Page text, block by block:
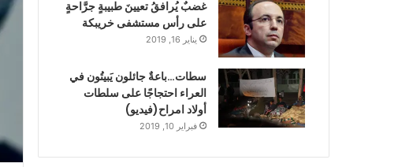
غضبٌ يُرافقُ تعيينَ طبيبةٍ جرَّاحةٍ
على رأس مستشفى خريبكة
يناير 16, 2019
سطات…باعةٌ جائلون يَبيتُون في
العراء احتجاجًا على سلطات
أولاد امراح(فيديو)
فبراير 10, 2019